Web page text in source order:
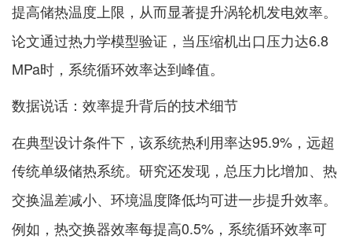
提高储热温度上限 ，从而显著提升涡轮机发电效率。
论文通过热力学模型验证，当压缩机出口压力达6.8
MPa时，系统循环效率达到峰值。
数据说话：效率提升背后的技术细节
在典型设计条件下，该系统热利用率达95.9%，远超
传统单级储热系统。研究还发现， 总压力比增加、热
交换温差减小、环境温度降低均可进一步提升效率。
例如，热交换器效率每提高0.5%，系统循环效率可